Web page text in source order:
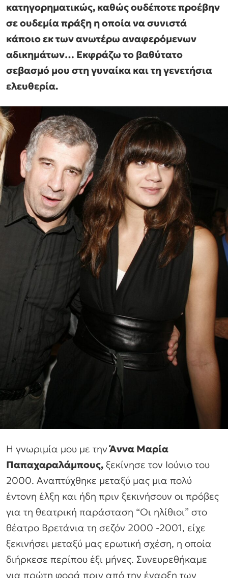
κατηγορηματικώς, καθώς ουδέποτε προέβην
σε ουδεμία πράξη η οποία να συνιστά
κάποιο εκ των ανωτέρω αναφερόμενων
αδικημάτων… Εκφράζω το βαθύτατο
σεβασμό μου στη γυναίκα και τη γενετήσια
ελευθερία.
Η γνωριμία μου με τηνΆννα Μαρία
Παπαχαραλάμπους, ξεκίνησε τον Ιούνιο του
2000. Αναπτύχθηκε μεταξύ μας μια πολύ
έντονη έλξη και ήδη πριν ξεκινήσουν οι πρόβες
για τη θεατρική παράσταση “Οι ηλίθιοι” στο
θέατρο Βρετάνια τη σεζόν 2000 -2001, είχε
ξεκινήσει μεταξύ μας ερωτική σχέση, η οποία
διήρκεσε περίπου έξι μήνες. Συνευρεθήκαμε
για πρώτη φορά πριν από την έναρξη των